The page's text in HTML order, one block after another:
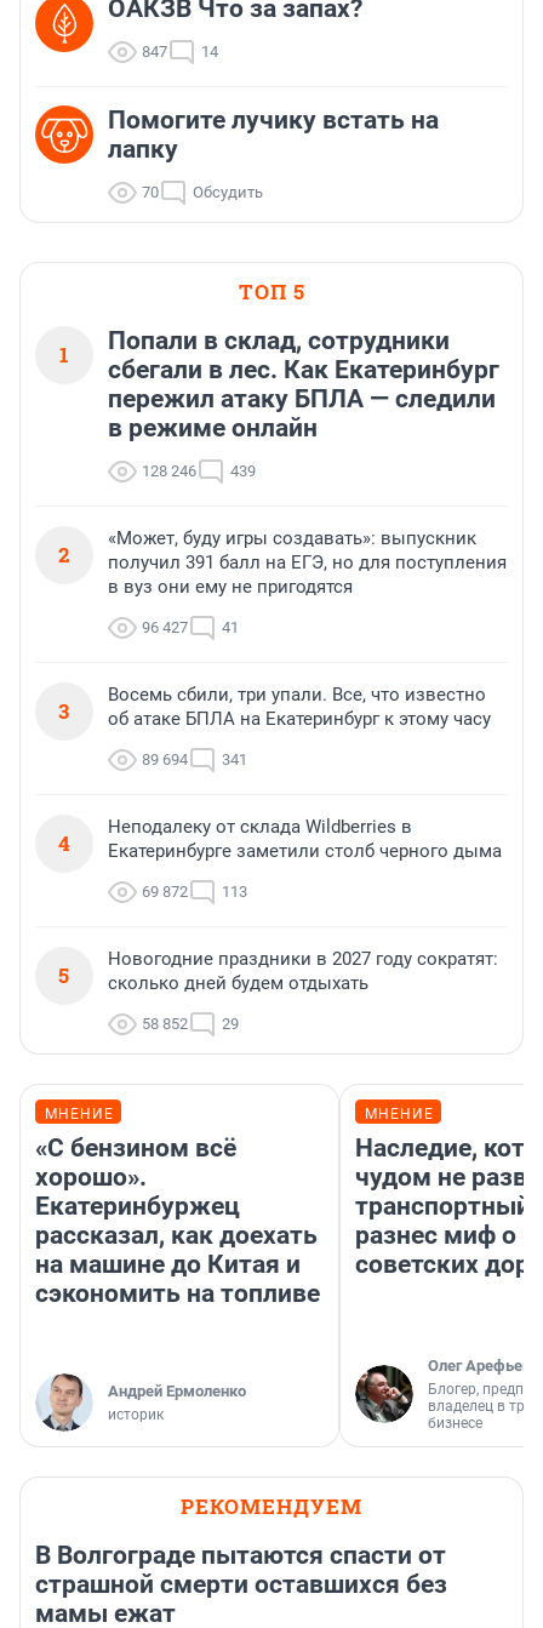
ОАКЗВ Что за запах?
847 14
Помогите лучику встать на
лапку
70 Обсудить
ТОП 5
1
Попали в склад, сотрудники
сбегали в лес. Как Екатеринбург
пережил атаку БПЛА — следили
в режиме онлайн
128 246 439
2
«Может, буду игры создавать»: выпускник
получил 391 балл на ЕГЭ, но для поступления
в вуз они ему не пригодятся
96 427 41
3
Восемь сбили, три упали. Все, что известно
об атаке БПЛА на Екатеринбург к этому часу
89 694 341
4
Неподалеку от склада Wildberries в
Екатеринбурге заметили столб черного дыма
69 872 113
5
Новогодние праздники в 2027 году сократят:
сколько дней будем отдыхать
58 852 29
МНЕНИЕ
«С бензином всё
хорошо».
Екатеринбуржец
рассказал, как доехать
на машине до Китая и
сэкономить на топливе
Андрей Ермоленко
историк
МНЕНИЕ
Наследие,
чудом не
транспортный
разнес миф о
советских
Олег Арефьев
Блогер,
владелец в
бизнесе
РЕКОМЕНДУЕМ
В Волгограде пытаются спасти от
страшной смерти оставшихся без
мамы ежат